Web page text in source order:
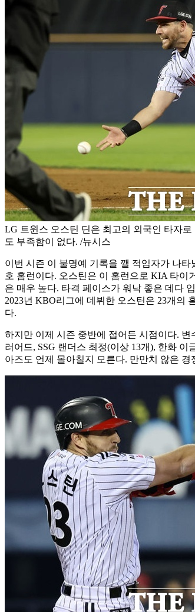
LG 트윈스 오스틴 딘은 최고의 외국인 타자
도 부족함이 없다. /뉴시스
이번 시즌 이 불명예 기록을 깰 적임자가 나
호 홈런이다. 오스틴은 이 홈런으로 KIA 타이
은 매우 높다. 타격 페이스가 워낙 좋은 데다
2023년 KBO리그에 데뷔한 오스틴은 23개의
다.
하지만 이제 시즌 중반에 접어든 시점이다.
러어드, SSG 랜더스 최정(이상 13개), 한화
아즈도 언제 몰아칠지 모른다. 만만치 않은 경